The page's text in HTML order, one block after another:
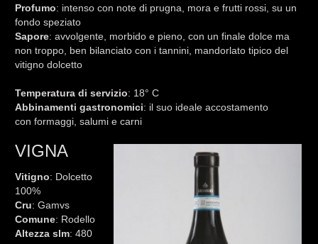
Profumo: intenso con note di prugna, mora e frutti rossi, su un
fondo speziato
Sapore: avvolgente, morbido e pieno, con un finale dolce ma
non troppo, ben bilanciato con i tannini, mandorlato tipico del
vitigno dolcetto
Temperatura di servizio: 18° C
Abbinamenti gastronomici: il suo ideale accostamento
con formaggi, salumi e carni
VIGNA
Vitigno: Dolcetto
100%
Cru: Gamvs
Comune: Rodello
Altezza slm: 480